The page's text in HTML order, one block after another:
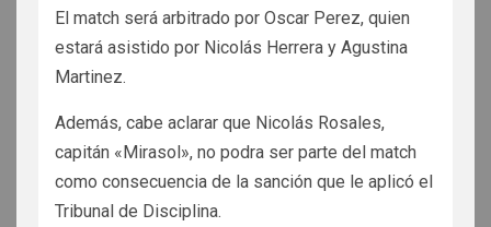
El match será arbitrado por Oscar Perez, quien
estará asistido por Nicolás Herrera y Agustina
Martinez.
Además, cabe aclarar que Nicolás Rosales,
capitán «Mirasol», no podra ser parte del match
como consecuencia de la sanción que le aplicó el
Tribunal de Disciplina.